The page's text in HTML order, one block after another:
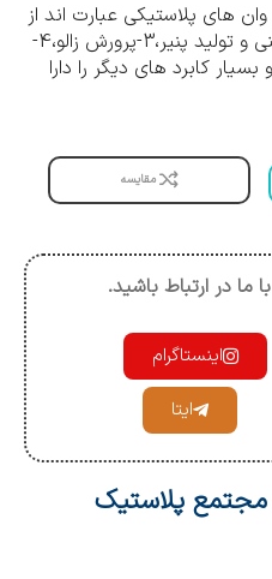
های پلاستیکی عبارت اند از
1-ریکاوری ورزشکاران،2-صنایع لبنی و تولید پنیر،3-پرورش زالو،4-
کابرد های دیگر را دارا
مقایسه
ما در ارتباط باشید.
اینستاگرام
ایتا
32 لیتری مجتمع پلاستیک